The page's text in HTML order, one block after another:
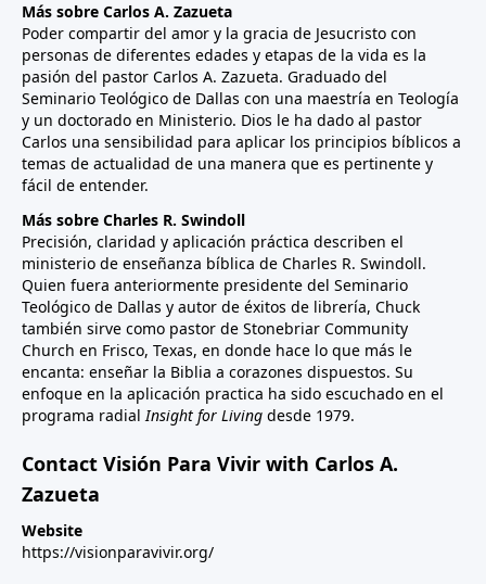
Más sobre Carlos A. Zazueta
Poder compartir del amor y la gracia de Jesucristo con
personas de diferentes edades y etapas de la vida es la
pasión del pastor Carlos A. Zazueta. Graduado del
Seminario Teológico de Dallas con una maestría en Teología
y un doctorado en Ministerio. Dios le ha dado al pastor
Carlos una sensibilidad para aplicar los principios bíblicos a
temas de actualidad de una manera que es pertinente y
fácil de entender.
Más sobre Charles R. Swindoll
Precisión, claridad y aplicación práctica describen el
ministerio de enseñanza bíblica de Charles R. Swindoll.
Quien fuera anteriormente presidente del Seminario
Teológico de Dallas y autor de éxitos de librería, Chuck
también sirve como pastor de Stonebriar Community
Church en Frisco, Texas, en donde hace lo que más le
encanta: enseñar la Biblia a corazones dispuestos. Su
enfoque en la aplicación practica ha sido escuchado en el
programa radialInsight for Living desde 1979.
Contact Visión Para Vivir with Carlos A.
Zazueta
Website
https://visionparavivir.org/